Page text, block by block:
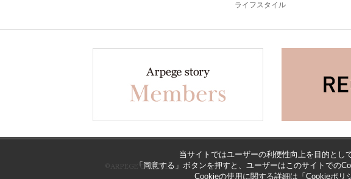
ライフスタイル
©ARPEGE CO., LTD
当サイトではユーザーの利便性向上を目的とし
「同意する」ボタンを押すと、ユーザーはこのサイトでの
Cookieの使用に関する詳細は「 Cookieポリ